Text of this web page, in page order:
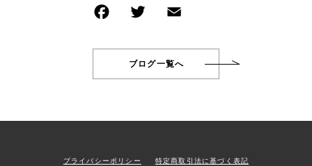
ブログ一覧へ
プライバシーポリシー 特定商取引法に基づく表記